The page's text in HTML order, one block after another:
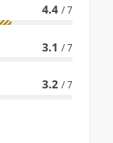
4.4 / 7
3.1 / 7
3.2 / 7